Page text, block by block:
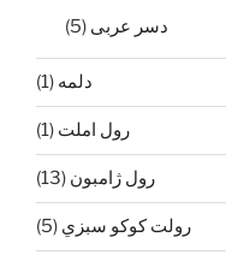
دسر عربی (5)
دلمه (1)
رول املت (1)
رول ژامبون (13)
رولت كوكو سبزي (5)